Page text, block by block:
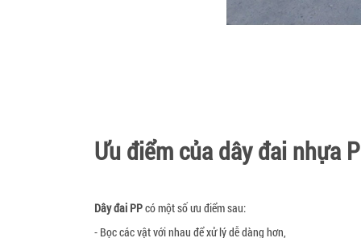
Ưu điểm của dây đai nhựa
Dây đai PPcó một số ưu điểm sau:
- Bọc các vật với nhau để xử lý dễ dàng hơn,